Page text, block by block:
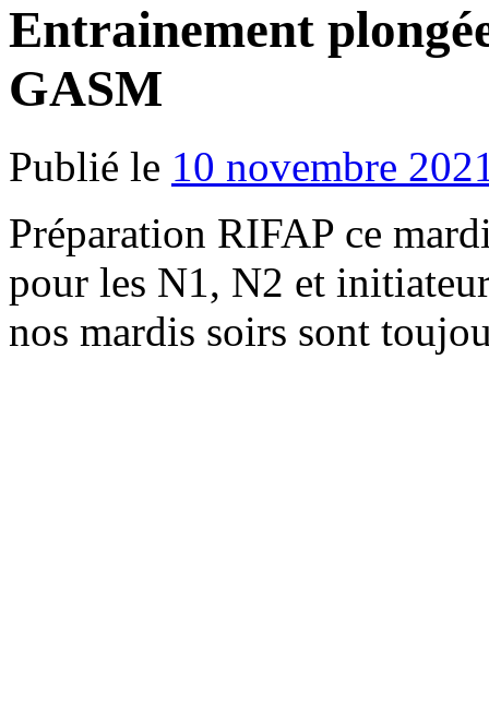
Entrainement
GASM
Publié le 10 novembre
Préparation RIFAP ce
pour les N1, N2 et
nos mardis soirs sont